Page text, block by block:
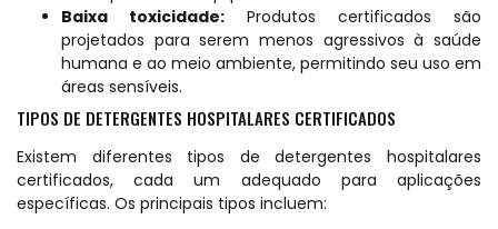
Baixa toxicidade: Produtos certificados são
projetados para serem menos agressivos à saúde
humana e ao meio ambiente, permitindo seu uso em
áreas sensíveis.
TIPOS DE DETERGENTES HOSPITALARES CERTIFICADOS
Existem diferentes tipos de detergentes hospitalares
certificados, cada um adequado para aplicações
específicas. Os principais tipos incluem: